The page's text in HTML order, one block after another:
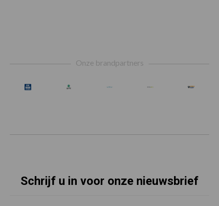
Onze brandpartners
Schrijf u in voor onze nieuwsbrief